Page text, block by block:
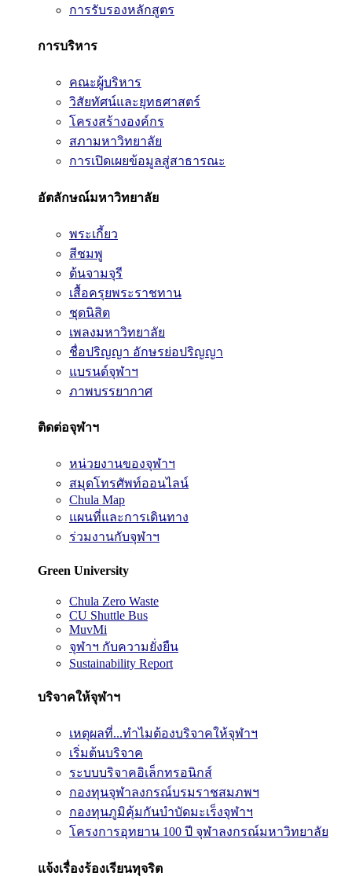
การรับรองหลักสูตร
การบริหาร
คณะผู้บริหาร
วิสัยทัศน์และยุทธศาสตร์
โครงสร้างองค์กร
สภามหาวิทยาลัย
การเปิดเผยข้อมูลสู่สาธารณะ
อัตลักษณ์มหาวิทยาลัย
พระเกี้ยว
สีชมพู
ต้นจามจุรี
เสื้อครุยพระราชทาน
ชุดนิสิต
เพลงมหาวิทยาลัย
ชื่อปริญญา อักษรย่อปริญญา
แบรนด์จุฬาฯ
ภาพบรรยากาศ
ติดต่อจุฬาฯ
หน่วยงานของจุฬาฯ
สมุดโทรศัพท์ออนไลน์
Chula Map
แผนที่และการเดินทาง
ร่วมงานกับจุฬาฯ
Green University
Chula Zero Waste
CU Shuttle Bus
MuvMi
จุฬาฯ กับความยั่งยืน
Sustainability Report
บริจาคให้จุฬาฯ
เหตุผลที่...ทำไมต้องบริจาคให้จุฬาฯ
เริ่มต้นบริจาค
ระบบบริจาคอิเล็กทรอนิกส์
กองทุนจุฬาลงกรณ์บรมราชสมภพฯ
กองทุนภูมิคุ้มกันบำบัดมะเร็งจุฬาฯ
โครงการอุทยาน 100 ปี จุฬาลงกรณ์มหาวิทยาลัย
แจ้งเรื่องร้องเรียนทุจริต